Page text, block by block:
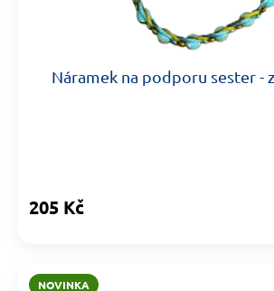
Náramek na podporu sester -
205 Kč
NOVINKA